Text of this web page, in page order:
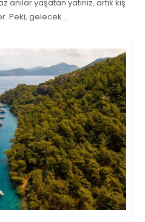
yaşatan yatınız, artık kış
Peki, gelecek…